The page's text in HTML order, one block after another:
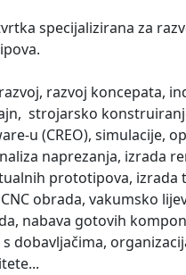
specijalizirana za
razvoj koncepata,
strojarsko
u (CREO), simulacije,
naprezanja, izrada
prototipova, izrada
obrada, vakumsko
nabava gotovih
dobavljačima,